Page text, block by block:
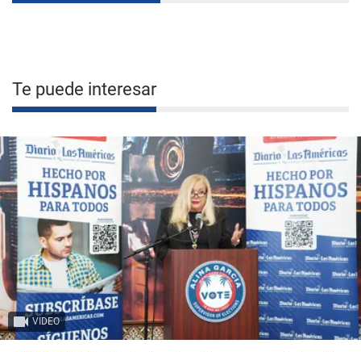
Te puede interesar
VIDEO